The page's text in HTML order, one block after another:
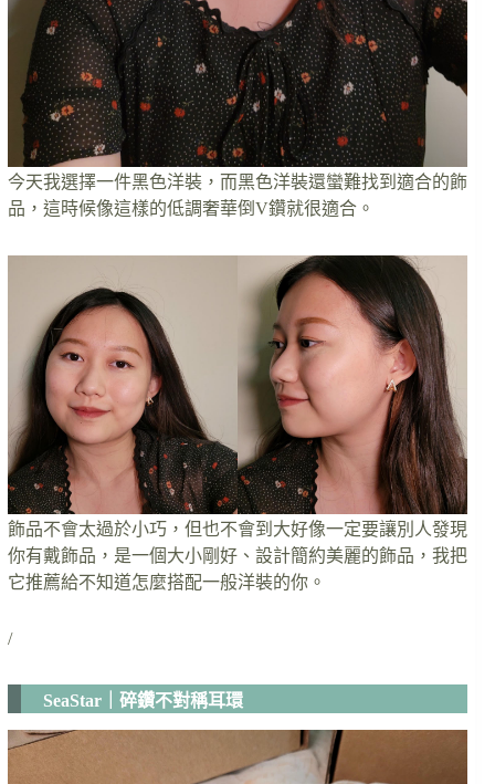
今天我選擇一件黑色洋裝，而黑色洋裝還蠻難找到適合的飾
品，這時候像這樣的低調奢華倒V鑽就很適合。
飾品不會太過於小巧，但也不會到大好像一定要讓別人發現
你有戴飾品，是一個大小剛好、設計簡約美麗的飾品，我把
它推薦給不知道怎麼搭配一般洋裝的你。
/
SeaStar｜碎鑽不對稱耳環